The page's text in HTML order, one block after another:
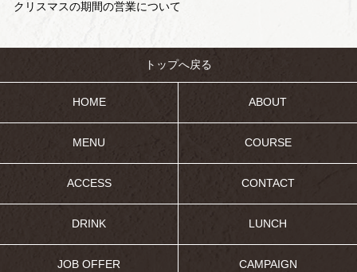
クリスマスの期間の営業について
トップへ戻る
HOME ABOUT
MENU COURSE
ACCESS CONTACT
DRINK LUNCH
JOB OFFER CAMPAIGN